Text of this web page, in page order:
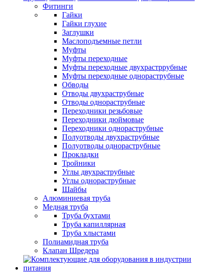
Фитинги
Гайки
Гайки глухие
Заглушки
Маслоподъемные петли
Муфты
Муфты переходные
Муфты переходные двухрастррубные
Муфты переходные однораструбные
Обводы
Отводы двухраструбные
Отводы однораструбные
Переходники резьбовые
Переходники дюймовые
Переходники однораструбные
Полуотводы двухраструбные
Полуотводы однораструбные
Прокладки
Тройники
Углы двухраструбные
Углы однораструбные
Шайбы
Алюминиевая труба
Медная труба
Труба бухтами
Труба капиллярная
Труба хлыстами
Полиамидная труба
Клапан Шредера